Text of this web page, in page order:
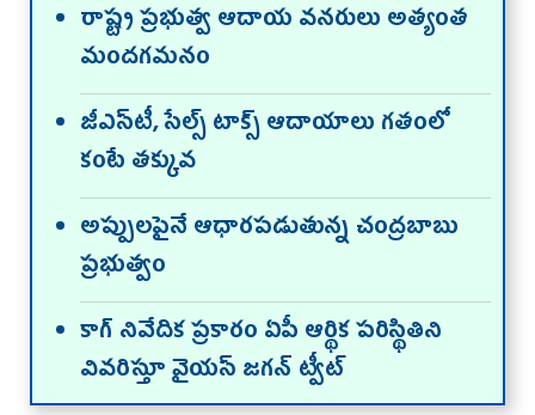
రాష్ట్ర ప్రభుత్వ ఆదాయ వనరులు అత్యంత
మందగమనం
జీఎస్‌టీ, సేల్స్‌ టాక్స్‌ ఆదాయాలు గ‌తంలో
కంటే త‌క్కువ‌
అప్పుల‌పైనే ఆధార‌ప‌డుతున్న చంద్రబాబు
ప్రభుత్వం
కాగ్ నివేదిక ప్ర‌కారం ఏపీ ఆర్థిక ప‌రిస్థితిని
వివ‌రిస్తూ వైయ‌స్ జ‌గ‌న్ ట్వీట్‌